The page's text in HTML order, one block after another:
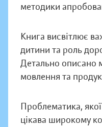
методики
Книга висвітлює
дитини та роль
Детально описано
мовлення та
Проблематика,
цікава широкому